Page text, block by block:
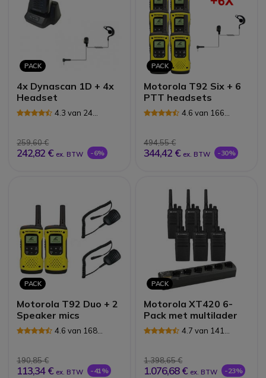
PACK
4x Dynascan 1D + 4x
Headset
4.3 van 24
259,60 €
242,82 € ex. BTW -6%
PACK
Motorola T92 Six + 6
PTT headsets
4.6 van 166
494,55 €
344,42 € ex. BTW -30%
PACK
Motorola T92 Duo + 2
Speaker mics
4.6 van 168
190,85 €
113,34 € ex. BTW -41%
PACK
Motorola XT420 6-
Pack met multilader
4.7 van 141
1.398,65 €
1.076,68 € ex. BTW -23%